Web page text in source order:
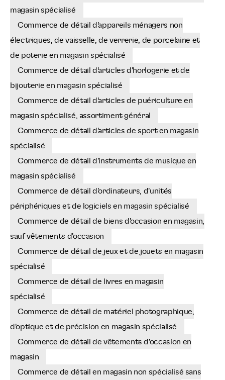
magasin spécialisé
Commerce de détail d'appareils ménagers non
électriques, de vaisselle, de verrerie, de porcelaine et
de poterie en magasin spécialisé
Commerce de détail d'articles d'horlogerie et de
bijouterie en magasin spécialisé
Commerce de détail d'articles de puériculture en
magasin spécialisé, assortiment général
Commerce de détail d'articles de sport en magasin
spécialisé
Commerce de détail d'instruments de musique en
magasin spécialisé
Commerce de détail d'ordinateurs, d'unités
périphériques et de logiciels en magasin spécialisé
Commerce de détail de biens d'occasion en magasin,
sauf vêtements d'occasion
Commerce de détail de jeux et de jouets en magasin
spécialisé
Commerce de détail de livres en magasin
spécialisé
Commerce de détail de matériel photographique,
d'optique et de précision en magasin spécialisé
Commerce de détail de vêtements d'occasion en
magasin
Commerce de détail en magasin non spécialisé sans